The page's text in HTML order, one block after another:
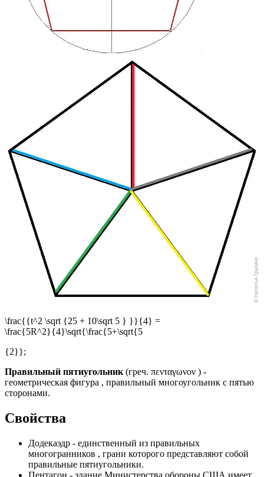
\frac{{t^2 \sqrt {25 + 10\sqrt 5 } }}{4} =
\frac{5R^2}{4}\sqrt{\frac{5+\sqrt{5
{2}};
Правильный пятиугольник (греч. πενταγωνον ) -
геометрическая фигура , правильный многоугольник с пятью
сторонами.
Свойства
Додекаэдр - единственный из правильных
многогранников , грани которого представляют собой
правильные пятиугольники.
Пентагон - здание Министерства обороны США имеет